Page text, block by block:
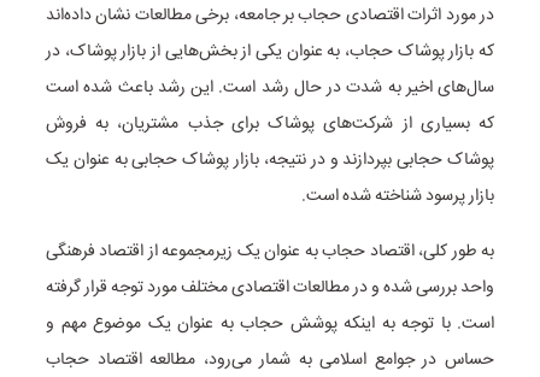
در مورد اثرات اقتصادی حجاب بر جامعه، برخی مطالعات نشان داده‌اند
که بازار پوشاک حجاب، به عنوان یکی از بخش‌هایی از بازار پوشاک، در
سال‌های اخیر به شدت در حال رشد است. این رشد باعث شده است
که بسیاری از شرکت‌های پوشاک برای جذب مشتریان، به فروش
پوشاک حجابی بپردازند و در نتیجه، بازار پوشاک حجابی به عنوان یک
بازار پرسود شناخته شده است.
به طور کلی، اقتصاد حجاب به عنوان یک زیرمجموعه از اقتصاد فرهنگی
واحد بررسی شده و در مطالعات اقتصادی مختلف مورد توجه قرار گرفته
است. با توجه به اینکه پوشش حجاب به عنوان یک موضوع مهم و
حساس در جوامع اسلامی به شمار می‌رود، مطالعه اقتصاد حجاب